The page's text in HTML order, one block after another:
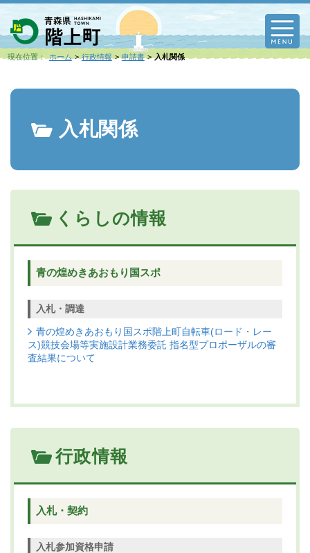
現在位置： ホーム 行政情報 申請書 入札関係
入札関係
くらしの情報
青の煌めきあおもり国スポ
入札・調達
青の煌めきあおもり国スポ階上町自転車(ロード・レー
ス)競技会場等実施設計業務委託 指名型プロポーザルの審
査結果について
行政情報
入札・契約
入札参加資格申請